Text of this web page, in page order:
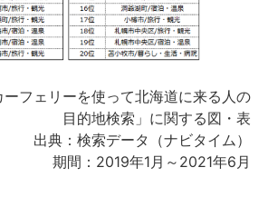
ーフェリーを使って北海道に来る人の
目的地検索」に関する図・表
出典：検索データ（ナビタイム）
期間：2019年1月～2021年6月